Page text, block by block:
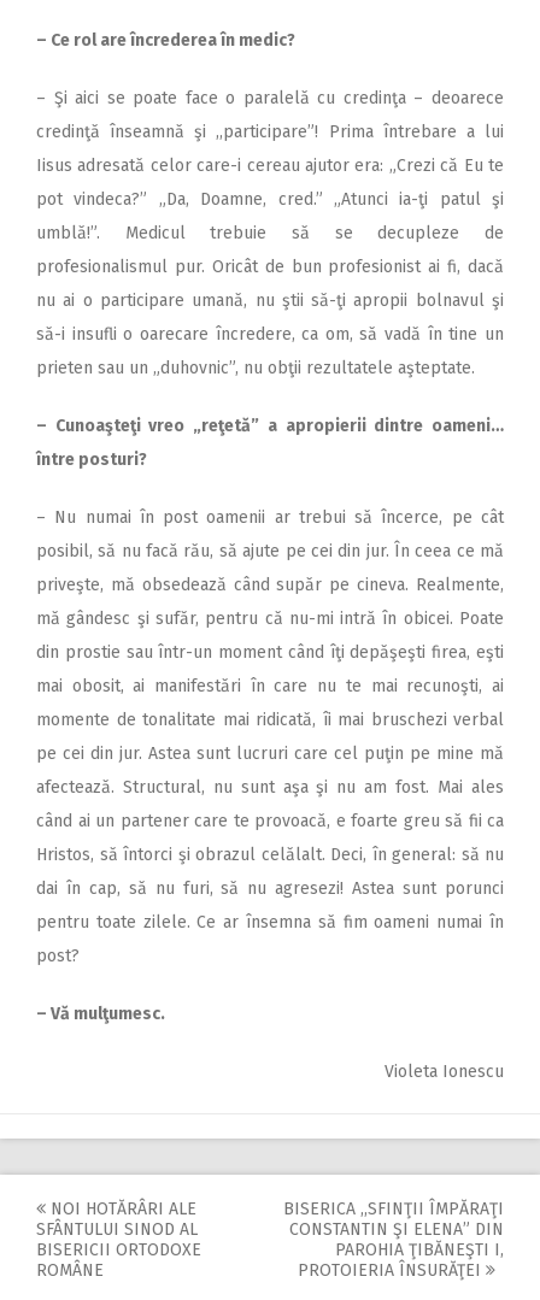
– Ce rol are încrederea în medic?
– Şi aici se poate face o paralelă cu credinţa – deoarece
credinţă înseamnă şi ,,participare”! Prima întrebare a lui
Iisus adresată celor care-i cereau ajutor era: „Crezi că Eu te
pot vindeca?” „Da, Doamne, cred.” „Atunci ia-ţi patul şi
umblă!”. Medicul trebuie să se decupleze de
profesionalismul pur. Oricât de bun profesionist ai fi, dacă
nu ai o participare umană, nu ştii să-ţi apropii bolnavul şi
să-i insufli o oarecare încredere, ca om, să vadă în tine un
prieten sau un „duhovnic”, nu obţii rezultatele aşteptate.
– Cunoaşteţi vreo „reţetă” a apropierii dintre oameni…
între posturi?
– Nu numai în post oamenii ar trebui să încerce, pe cât
posibil, să nu facă rău, să ajute pe cei din jur. În ceea ce mă
priveşte, mă obsedează când supăr pe cineva. Realmente,
mă gândesc şi sufăr, pentru că nu-mi intră în obicei. Poate
din prostie sau într-un moment când îţi depăşeşti firea, eşti
mai obosit, ai manifestări în care nu te mai recunoşti, ai
momente de tonalitate mai ridicată, îi mai bruschezi verbal
pe cei din jur. Astea sunt lucruri care cel puţin pe mine mă
afectează. Structural, nu sunt aşa şi nu am fost. Mai ales
când ai un partener care te provoacă, e foarte greu să fii ca
Hristos, să întorci şi obrazul celălalt. Deci, în general: să nu
dai în cap, să nu furi, să nu agresezi! Astea sunt porunci
pentru toate zilele. Ce ar însemna să fim oameni numai în
post?
– Vă mulţumesc.
Violeta Ionescu
Post
navigation
NOI HOTĂRÂRI ALE
SFÂNTULUI SINOD AL
BISERICII ORTODOXE
ROMÂNE
BISERICA ,,SFINŢII ÎMPĂRAŢI
CONSTANTIN ŞI ELENA” DIN
PAROHIA ŢIBĂNEŞTI I,
PROTOIERIA ÎNSURĂŢEI